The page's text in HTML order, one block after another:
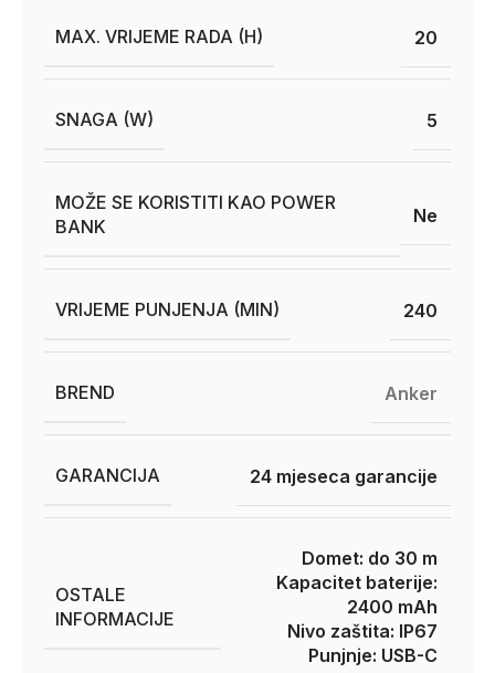
MAX. VRIJEME RADA (H) 20
SNAGA (W) 5
MOŽE SE KORISTITI KAO POWER
BANK
Ne
VRIJEME PUNJENJA (MIN) 240
BREND Anker
GARANCIJA 24 mjeseca garancije
OSTALE
INFORMACIJE
Domet: do 30 m
Kapacitet baterije:
2400 mAh
Nivo zaštita: IP67
Punjnje: USB-C